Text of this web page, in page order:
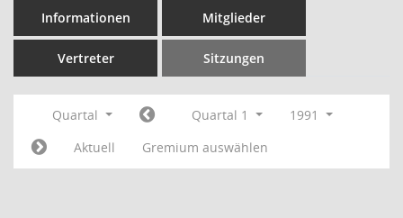
Informationen Mitglieder
Vertreter Sitzungen
Quartal Quartal 1
1991
Aktuell
Gremium auswählen